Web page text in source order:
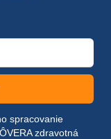
spracovanie
zdravotná